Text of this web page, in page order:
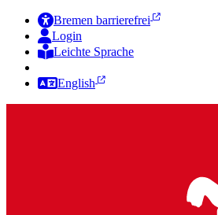
Bremen barrierefrei
Login
Leichte Sprache
English